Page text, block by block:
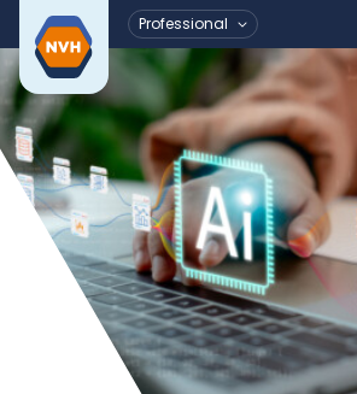
Ga naar de inhoud
Professional